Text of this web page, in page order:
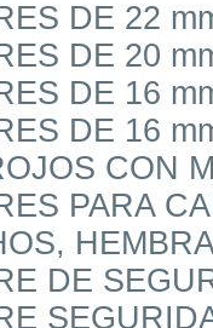
DE 22
DE 20
DE 16
DE 16
CON
PARA
DE